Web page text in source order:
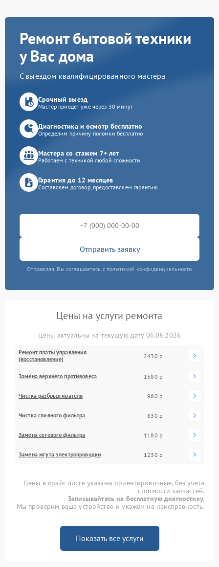
Ремонт бытовой техники
у Вас дома
С выездом квалифицированного мастера
Срочный выезд
Мастер приедет уже через 30 минут
Диагностика и осмотр бесплатно
Определим причину поломки бесплатно
Мастера со стажем 7+ лет
Работаем с техникой любой сложности
Гарантия до 12 месяцев
Составляем договор, предоставляем гарантию
Отправить заявку
Отправляя, Вы соглашаетесь с политикой конфиденциальности
Цены на услуги ремонта
Цены актуальны на текущую дату 06.08.2026
Ремонт платы управления
(восстановление)
2430 р
Замена верхнего противовеса 1580 р
Чистка разбрызгивателя 980 р
Чистка сливного фильтра 830 р
Замена сетевого фильтра 1180 р
Замена жгута электропроводки 1230 р
Цены в прайс-листе указаны ориентировочные, без учета
стоимости запчастей.
Записывайтесь на бесплатную диагностику.
Мы проверим ваше устройство и укажем на неисправность.
Показать все услуги